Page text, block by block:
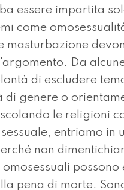
essere impartita
come
masturbazione
Da
di escludere
di genere o
le religioni
entriamo in
non
possono
pena di morte.